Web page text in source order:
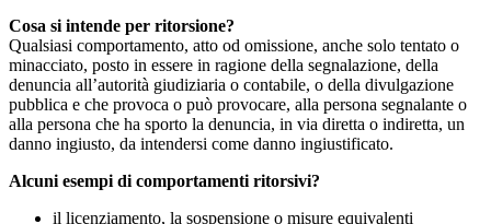
Cosa si intende per ritorsione?
Qualsiasi comportamento, atto od omissione, anche solo tentato o
minacciato, posto in essere in ragione della segnalazione, della
denuncia all’autorità giudiziaria o contabile, o della divulgazione
pubblica e che provoca o può provocare, alla persona segnalante o
alla persona che ha sporto la denuncia, in via diretta o indiretta, un
danno ingiusto, da intendersi come danno ingiustificato.
Alcuni esempi di comportamenti ritorsivi?
il licenziamento, la sospensione o misure equivalenti